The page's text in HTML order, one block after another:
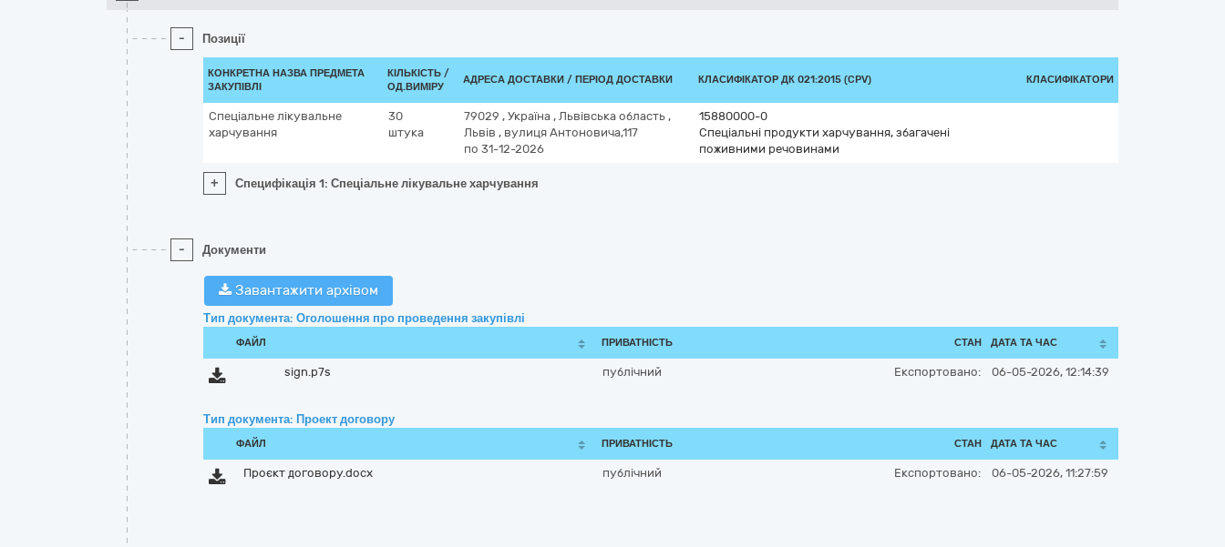
- Позиції
КОНКРЕТНА НАЗВА ПРЕДМЕТА
ЗАКУПІВЛІ
КІЛЬКІСТЬ /
ОД.ВИМІРУ
АДРЕСА ДОСТАВКИ / ПЕРІОД ДОСТАВКИ КЛАСИФІКАТОР ДК 021:2015 (CPV) КЛАСИФІКАТОРИ
Спеціальне лікувальне
харчування
30
штука
79029 , Україна , Львівська область ,
Львів , вулиця Антоновича,117
по 31-12-2026
15880000-0
Спеціальні продукти харчування, збагачені
поживними речовинами
+ Специфікація 1: Спеціальне лікувальне харчування
- Документи
Завантажити архівом
Тип документа: Оголошення про проведення закупівлі
ФАЙЛ ПРИВАТНІСТЬ СТАН ДАТА ТА ЧАС
sign.p7s публічний Експортовано: 06-05-2026, 12:14:39
Тип документа: Проект договору
ФАЙЛ ПРИВАТНІСТЬ СТАН ДАТА ТА ЧАС
Проєкт договору.docx публічний Експортовано: 06-05-2026, 11:27:59